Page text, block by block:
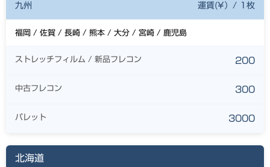
九州 運賃(¥）/ 1枚
福岡 / 佐賀 / 長崎 / 熊本 / 大分 / 宮崎 / 鹿児島
ストレッチフィルム / 新品フレコン 200
中古フレコン 300
パレット 3000
北海道